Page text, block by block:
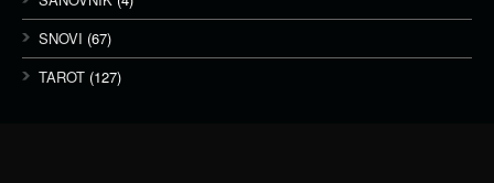
SNOVI (67)
TAROT (127)